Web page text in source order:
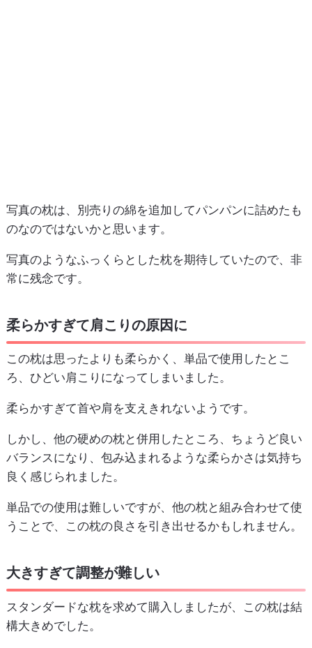
写真の枕は、別売りの綿を追加してパンパンに詰めたも
のなのではないかと思います。
写真のようなふっくらとした枕を期待していたので、非
常に残念です。
柔らかすぎて肩こりの原因に
この枕は思ったよりも柔らかく、単品で使用したとこ
ろ、ひどい肩こりになってしまいました。
柔らかすぎて首や肩を支えきれないようです。
しかし、他の硬めの枕と併用したところ、ちょうど良い
バランスになり、包み込まれるような柔らかさは気持ち
良く感じられました。
単品での使用は難しいですが、他の枕と組み合わせて使
うことで、この枕の良さを引き出せるかもしれません。
大きすぎて調整が難しい
スタンダードな枕を求めて購入しましたが、この枕は結
構大きめでした。